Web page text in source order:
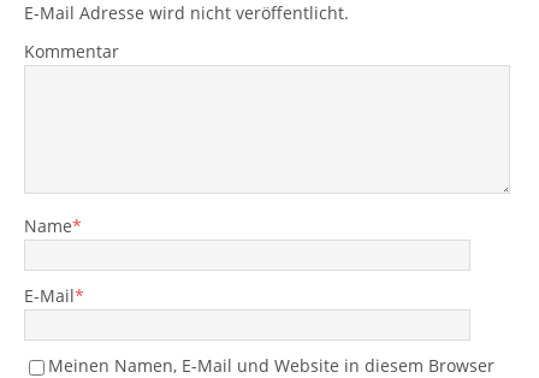
E-Mail Adresse wird nicht veröffentlicht.
Kommentar
Name*
E-Mail*
Meinen Namen, E-Mail und Website in diesem Browser